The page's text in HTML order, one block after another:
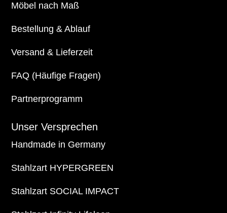
Möbel nach Maß
Bestellung & Ablauf
Versand & Lieferzeit
FAQ (Häufige Fragen)
Partnerprogramm
Unser Versprechen
Handmade in Germany
Stahlzart HYPERGREEN
Stahlzart SOCIAL IMPACT